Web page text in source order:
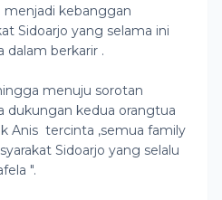
menjadi kebanggan
Sidoarjo yang selama ini
dalam berkarir .
menuju sorotan
dukungan kedua orangtua
Anis tercinta ,semua family
Sidoarjo yang selalu
".